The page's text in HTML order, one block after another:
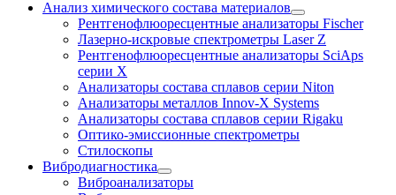
Анализ химического состава материалов
Рентгенофлюоресцентные анализаторы Fischer
Лазерно-искровые спектрометры Laser Z
Рентгенофлюоресцентные анализаторы SciAps
серии Х
Анализаторы состава сплавов серии Niton
Анализаторы металлов Innov-X Systems
Анализаторы состава сплавов серии Rigaku
Оптико-эмиссионные спектрометры
Стилоскопы
Вибродиагностика
Виброанализаторы